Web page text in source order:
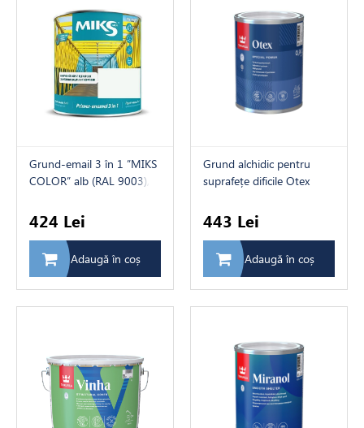
Grund-email 3 în 1 ”MIKS
COLOR” alb (RAL 9003),
424 Lei
Adaugă în coș
Grund alchidic pentru
suprafețe dificile Otex
0.9 L
443 Lei
Adaugă în coș